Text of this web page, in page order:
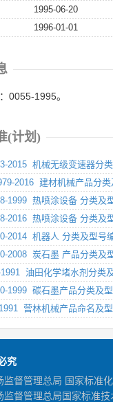
1995-06-20
1996-01-01
0055-1995。
(计划)
2015 机械无级变速器分
2016 建材机械产品分
1999 热喷涂设备 分类及
2016 热喷涂设备 分类及
2014 机器人 分类及型号
2008 炭石墨 产品分类及
油田化学堵水剂分类
1999 碳石墨产品分类及
1991 营林机械产品命名及
究
监督管理总局 国家标准
监督管理总局国家标准